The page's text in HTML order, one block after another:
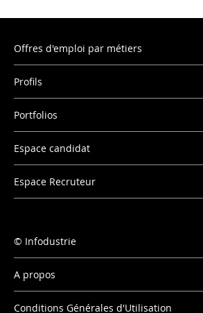
Offres d'emploi par métiers
Profils
Portfolios
Espace candidat
Espace Recruteur
Infodustrie
A propos
Conditions Générales d'Utilisation